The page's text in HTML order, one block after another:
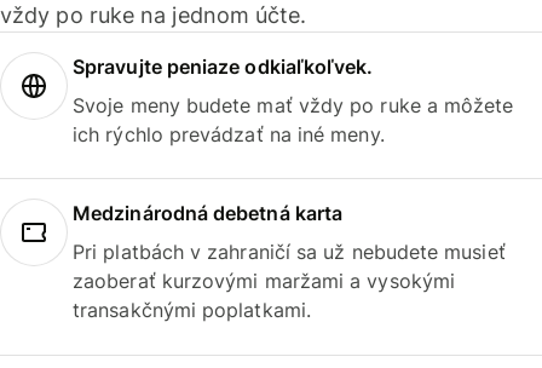
vždy po ruke na jednom účte.
Spravujte peniaze odkiaľkoľvek.
Svoje meny budete mať vždy po ruke a môžete
ich rýchlo prevádzať na iné meny.
Medzinárodná debetná karta
Pri platbách v zahraničí sa už nebudete musieť
zaoberať kurzovými maržami a vysokými
transakčnými poplatkami.